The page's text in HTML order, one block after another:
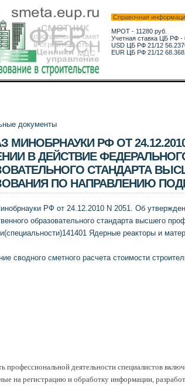
Справочная
МРОТ - 11280 руб.
Учетная ставка ЦБ РФ -
USD ЦБ РФ 21/12
EUR ЦБ РФ 21/12
документы
МИНОБРНАУКИ РФ ОТ
В ДЕЙСТВИЕ
СТАНДАРТА
ПО НАПРАВЛЕНИЮ
РФ от 24.12.2010 N 2051. Об
образовательного стандарта высшего
Ядерные реакторы и
сводного сметного расчета стоимости
профессиональной деятельности специалистов
на регистрацию и обработку информации,